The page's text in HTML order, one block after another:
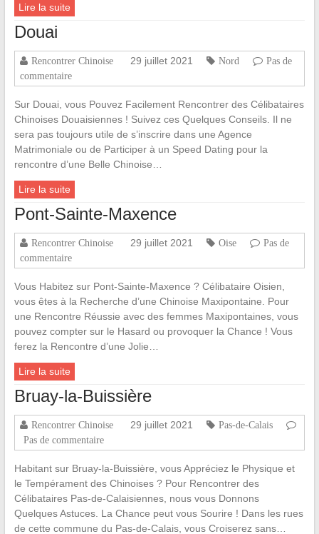
Lire la suite
Douai
Rencontrer Chinoise 29 juillet 2021 Nord
Pas de
commentaire
Sur Douai, vous Pouvez Facilement Rencontrer des Célibataires
Chinoises Douaisiennes ! Suivez ces Quelques Conseils. Il ne
sera pas toujours utile de s’inscrire dans une Agence
Matrimoniale ou de Participer à un Speed Dating pour la
rencontre d’une Belle Chinoise…
Lire la suite
Pont-Sainte-Maxence
Rencontrer Chinoise 29 juillet 2021 Oise
Pas de
commentaire
Vous Habitez sur Pont-Sainte-Maxence ? Célibataire Oisien,
vous êtes à la Recherche d’une Chinoise Maxipontaine. Pour
une Rencontre Réussie avec des femmes Maxipontaines, vous
pouvez compter sur le Hasard ou provoquer la Chance ! Vous
ferez la Rencontre d’une Jolie…
Lire la suite
Bruay-la-Buissière
Rencontrer Chinoise 29 juillet 2021
Pas-de-Calais
Pas de commentaire
Habitant sur Bruay-la-Buissière, vous Appréciez le Physique et
le Tempérament des Chinoises ? Pour Rencontrer des
Célibataires Pas-de-Calaisiennes, nous vous Donnons
Quelques Astuces. La Chance peut vous Sourire ! Dans les rues
de cette commune du Pas-de-Calais, vous Croiserez sans…